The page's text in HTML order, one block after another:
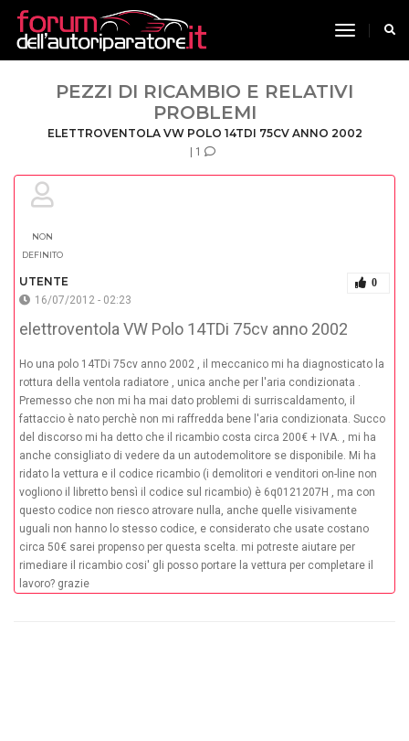
toggle
PEZZI DI RICAMBIO E RELATIVI
PROBLEMI
ELETTROVENTOLA VW POLO 14TDI 75CV ANNO 2002
| 1
NON
DEFINITO
UTENTE 0
16/07/2012 - 02:23
elettroventola VW Polo 14TDi 75cv anno 2002
Ho una polo 14TDi 75cv anno 2002 , il meccanico mi ha diagnosticato la
rottura della ventola radiatore , unica anche per l'aria condizionata .
Premesso che non mi ha mai dato problemi di surriscaldamento, il
fattaccio è nato perchè non mi raffredda bene l'aria condizionata. Succo
del discorso mi ha detto che il ricambio costa circa 200€ + IVA. , mi ha
anche consigliato di vedere da un autodemolitore se disponibile. Mi ha
ridato la vettura e il codice ricambio (i demolitori e venditori on-line non
vogliono il libretto bensì il codice sul ricambio) è 6q0121207H , ma con
questo codice non riesco atrovare nulla, anche quelle visivamente
uguali non hanno lo stesso codice, e considerato che usate costano
circa 50€ sarei propenso per questa scelta. mi potreste aiutare per
rimediare il ricambio cosi' gli posso portare la vettura per completare il
lavoro? grazie